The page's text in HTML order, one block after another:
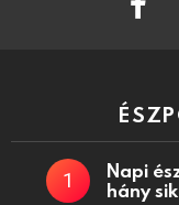
Napi
hány